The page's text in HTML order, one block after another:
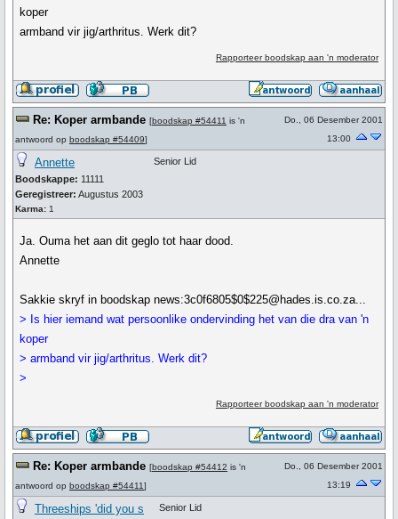
koper
armband vir jig/arthritus. Werk dit?
Rapporteer boodskap aan 'n moderator
Re: Koper armbande [boodskap #54411 is 'n
antwoord op boodskap #54409]
Do., 06 Desember 2001
13:00
Annette
Boodskappe: 11111
Geregistreer: Augustus 2003
Karma: 1
Senior Lid
Ja. Ouma het aan dit geglo tot haar dood.
Annette
Sakkie skryf in boodskap news:3c0f6805$0$225@hades.is.co.za...
> Is hier iemand wat persoonlike ondervinding het van die dra van 'n
koper
> armband vir jig/arthritus. Werk dit?
>
Rapporteer boodskap aan 'n moderator
Re: Koper armbande [boodskap #54412 is 'n
antwoord op boodskap #54411]
Do., 06 Desember 2001
13:19
Threeships 'did you s Senior Lid